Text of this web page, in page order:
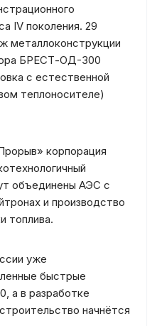
IV поколения. 29
металлоконструкции
БРЕСТ-ОД-300
с естественной
теплоносителе)
корпорация
объединены АЭС с
и производство
топлива.
уже
быстрые
а в разработке
начнётся